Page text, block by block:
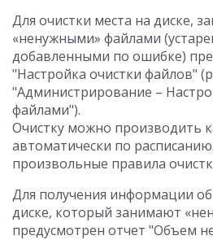
Для очистки места на диске,
«ненужными» файлами
добавленными по ошибке)
"Настройка очистки файлов"
"Администрирование –
файлами").
Очистку можно производить
автоматически по
произвольные правила
Для получения информации
диске, который занимают
предусмотрен отчет "Объем